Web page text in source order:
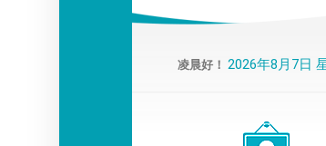
凌晨好！ 2026年8月7日